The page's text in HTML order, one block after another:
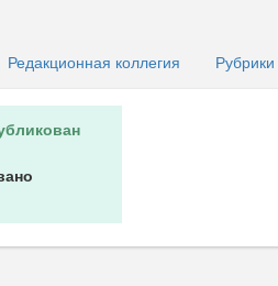
Редакционная коллегия Рубрики